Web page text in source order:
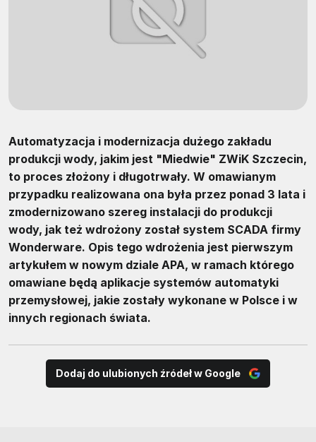
Automatyzacja i modernizacja dużego zakładu
produkcji wody, jakim jest "Miedwie" ZWiK Szczecin,
to proces złożony i długotrwały. W omawianym
przypadku realizowana ona była przez ponad 3 lata i
zmodernizowano szereg instalacji do produkcji
wody, jak też wdrożony został system SCADA firmy
Wonderware. Opis tego wdrożenia jest pierwszym
artykułem w nowym dziale APA, w ramach którego
omawiane będą aplikacje systemów automatyki
przemysłowej, jakie zostały wykonane w Polsce i w
innych regionach świata.
Dodaj do ulubionych źródeł w Google